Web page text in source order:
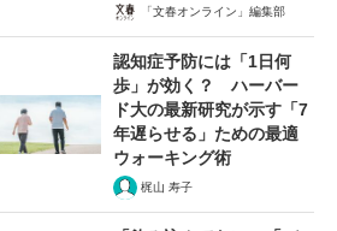
「文春オンライン」編集部
認知症予防には「1日何
歩」が効く？ ハーバー
ド大の最新研究が示す「7
年遅らせる」ための最適
ウォーキング術
梶山 寿子